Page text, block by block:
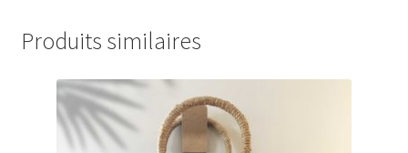
Produits similaires